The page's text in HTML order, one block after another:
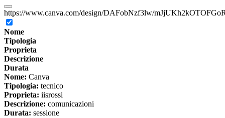
https://www.canva.com/design/DAFobNzf3lw/
Nome
Tipologia
Proprieta
Descrizione
Durata
Nome: Canva
Tipologia: tecnico
Proprieta: iisrossi
Descrizione: comunicazioni
Durata: sessione